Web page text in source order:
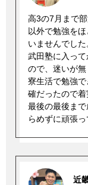
高3の7月まで
以外で勉強を
いませんでした
武田塾に入っ
ので、迷いが無
寮生活で勉強
確だったので着
最後の最後ま
らめずに頑張
近